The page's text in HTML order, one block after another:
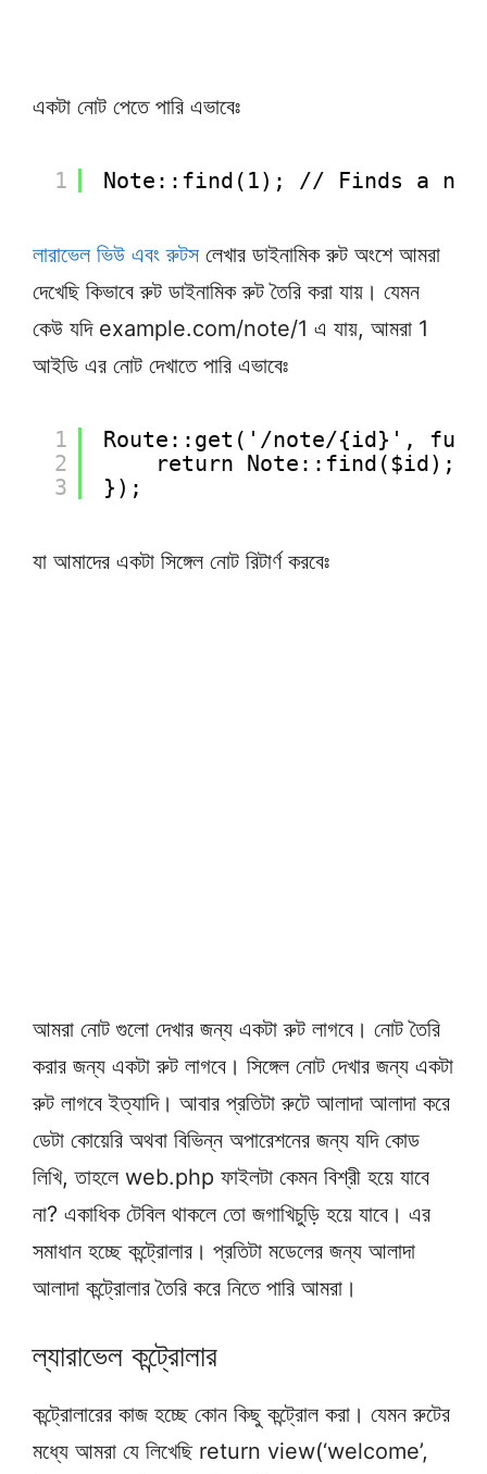
একটা নোট পেতে পারি এভাবেঃ
1 Note::find(1); // Finds a
লারাভেল ভিউ এবং রুটসলেখার ডাইনামিক রুট অংশে আমরা
দেখেছি কিভাবে রুট ডাইনামিক রুট তৈরি করা যায়। যেমন
কেউ যদি example.com/note/1 এ যায়, আমরা 1
আইডি এর নোট দেখাতে পারি এভাবেঃ
1
2
3
Route::get('/note/{id}',
return Note::find($id);
});
যা আমাদের একটা সিঙ্গেল নোট রিটার্ণ করবেঃ
আমরা নোট গুলো দেখার জন্য একটা রুট লাগবে। নোট তৈরি
করার জন্য একটা রুট লাগবে। সিঙ্গেল নোট দেখার জন্য একটা
রুট লাগবে ইত্যাদি। আবার প্রতিটা রুটে আলাদা আলাদা করে
ডেটা কোয়েরি অথবা বিভিন্ন অপারেশনের জন্য যদি কোড
লিখি, তাহলে web.php ফাইলটা কেমন বিশ্রী হয়ে যাবে
না? একাধিক টেবিল থাকলে তো জগাখিচুড়ি হয়ে যাবে। এর
সমাধান হচ্ছে কন্ট্রোলার। প্রতিটা মডেলের জন্য আলাদা
আলাদা কন্ট্রোলার তৈরি করে নিতে পারি আমরা।
ল্যারাভেল কন্ট্রোলার
কন্ট্রোলারের কাজ হচ্ছে কোন কিছু কন্ট্রোল করা। যেমন রুটের
মধ্যে আমরা যে লিখেছি return view(‘welcome’,